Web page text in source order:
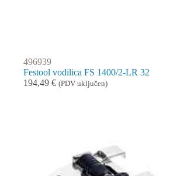
496939
Festool vodilica FS 1400/2-LR 32
194,49 € (PDV uključen)